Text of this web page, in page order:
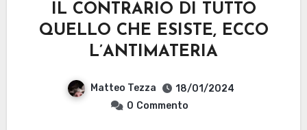
IL CONTRARIO DI TUTTO
QUELLO CHE ESISTE, ECCO
L’ANTIMATERIA
Matteo Tezza
18/01/2024
0 Commento